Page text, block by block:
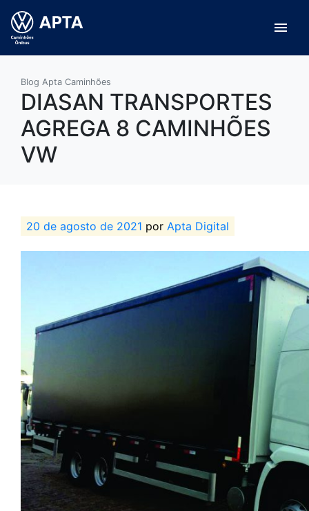
menu
Blog Apta Caminhões
DIASAN TRANSPORTES
AGREGA 8 CAMINHÕES
VW
20 de agosto de 2021 por Apta Digital